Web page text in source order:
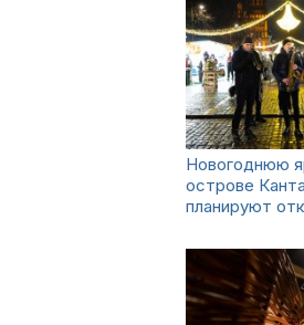
Новогоднюю
острове
планируют